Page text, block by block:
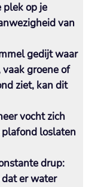
op je
van
gedijt waar
groene of
ziet, kan dit
vocht zich
plafond loslaten
drup:
er water